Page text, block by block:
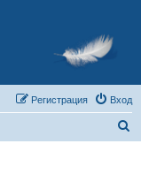
Вход
Регистрация